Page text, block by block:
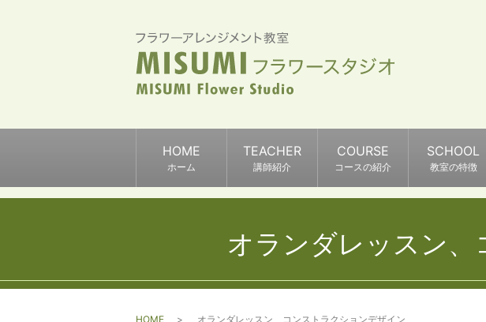
HOME
ホーム
TEACHER
講師紹介
COURSE
コースの紹介
SCHOOL
教室の特徴
オランダレッスン
HOME オランダレッスン、コンストラクションデザイン